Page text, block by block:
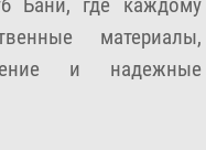
материалы,
и надежные